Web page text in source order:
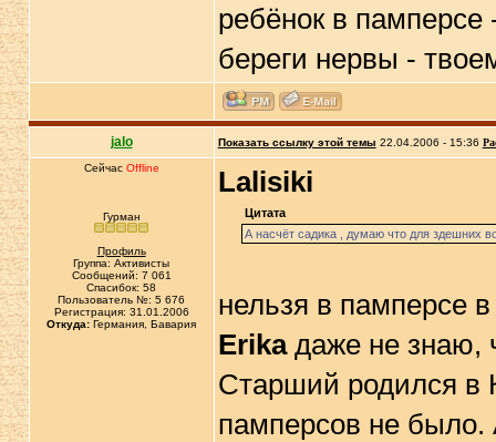
ребёнок в
береги нервы -
jalo Показать ссылку этой темы 22.04.2006 - 15:36
Сейчас Offline
Гурман
Профиль
Группа: Активисты
Сообщений: 7 061
Спасибок: 58
Пользователь №: 5 676
Регистрация: 31.01.2006
Откуда: Германия, Бавария
Lalisiki
Цитата
А насчёт садика , думаю что для здешних
нельзя в памперсе
Erikaдаже не знаю,
Старший родился в
памперсов не было.